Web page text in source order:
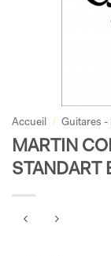
Accueil / Guitares -
MARTIN
STANDART